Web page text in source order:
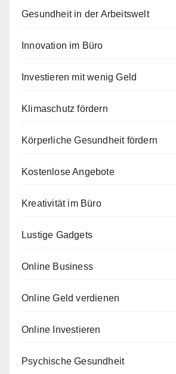
Gesundheit in der Arbeitswelt
Innovation im Büro
Investieren mit wenig Geld
Klimaschutz fördern
Körperliche Gesundheit fördern
Kostenlose Angebote
Kreativität im Büro
Lustige Gadgets
Online Business
Online Geld verdienen
Online Investieren
Psychische Gesundheit